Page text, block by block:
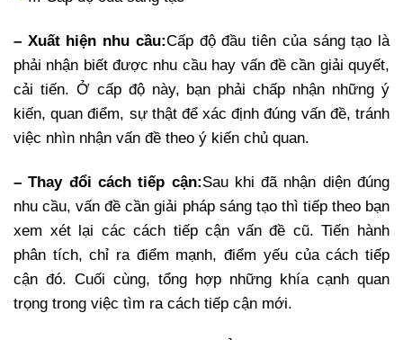
– Xuất hiện nhu cầu:Cấp độ đầu tiên của sáng tạo là
phải nhận biết được nhu cầu hay vấn đề cần giải quyết,
cải tiến. Ở cấp độ này, bạn phải chấp nhận những ý
kiến, quan điểm, sự thật để xác định đúng vấn đề, tránh
việc nhìn nhận vấn đề theo ý kiến chủ quan.
– Thay đổi cách tiếp cận:Sau khi đã nhận diện đúng
nhu cầu, vấn đề cần giải pháp sáng tạo thì tiếp theo bạn
xem xét lại các cách tiếp cận vấn đề cũ. Tiến hành
phân tích, chỉ ra điểm mạnh, điểm yếu của cách tiếp
cận đó. Cuối cùng, tổng hợp những khía cạnh quan
trọng trong việc tìm ra cách tiếp cận mới.